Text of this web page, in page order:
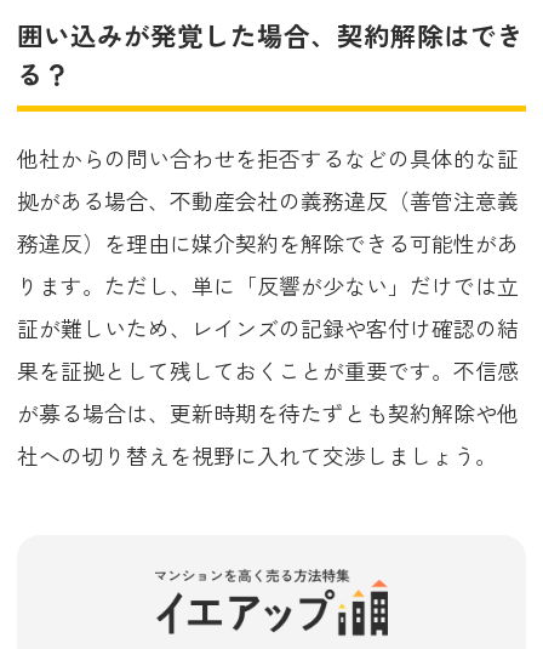
囲い込みが発覚した場合、契約解除はでき
る？
他社からの問い合わせを拒否するなどの具体的な証
拠がある場合、不動産会社の義務違反（善管注意義
務違反）を理由に媒介契約を解除できる可能性があ
ります。ただし、単に「反響が少ない」だけでは立
証が難しいため、レインズの記録や客付け確認の結
果を証拠として残しておくことが重要です。不信感
が募る場合は、更新時期を待たずとも契約解除や他
社への切り替えを視野に入れて交渉しましょう。